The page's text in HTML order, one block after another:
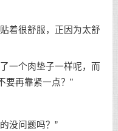
很舒服，正因为太舒
一个肉垫子一样呢，而
要再靠紧一点？”
没问题吗？”